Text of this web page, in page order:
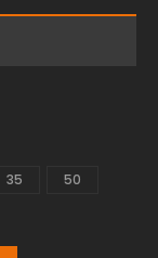
35
50